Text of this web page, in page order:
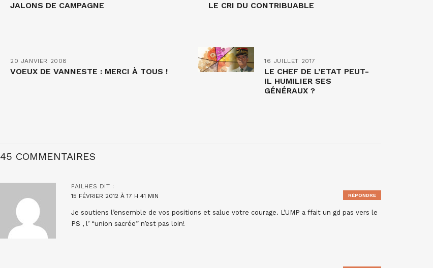
JALONS DE CAMPAGNE LE CRI DU CONTRIBUABLE
20 JANVIER 2008
VOEUX DE VANNESTE : MERCI À TOUS !
16 JUILLET 2017
LE CHEF DE L’ETAT PEUT-
IL HUMILIER SES
GÉNÉRAUX ?
45 COMMENTAIRES
PAILHES DIT :
15 FÉVRIER 2012 À 17 H 41 MIN
Je soutiens l’ensemble de vos positions et salue votre courage. L’UMP a ffait un gd pas vers le
PS , l’ “union sacrée” n’est pas loin!
RÉPONDRE